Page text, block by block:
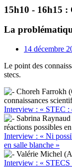
15h10 - 16h15 :
La
14 décembre
Le point des
stecs.
Choreh Farrokh
connaissances
Interview : « STEC :
Sabrina
réactions possibles
Interview : « Ni
en salle blanche »
Valérie Michel
Interview : « STECS